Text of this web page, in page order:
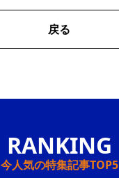
戻る
今人気の特集記事TOP5